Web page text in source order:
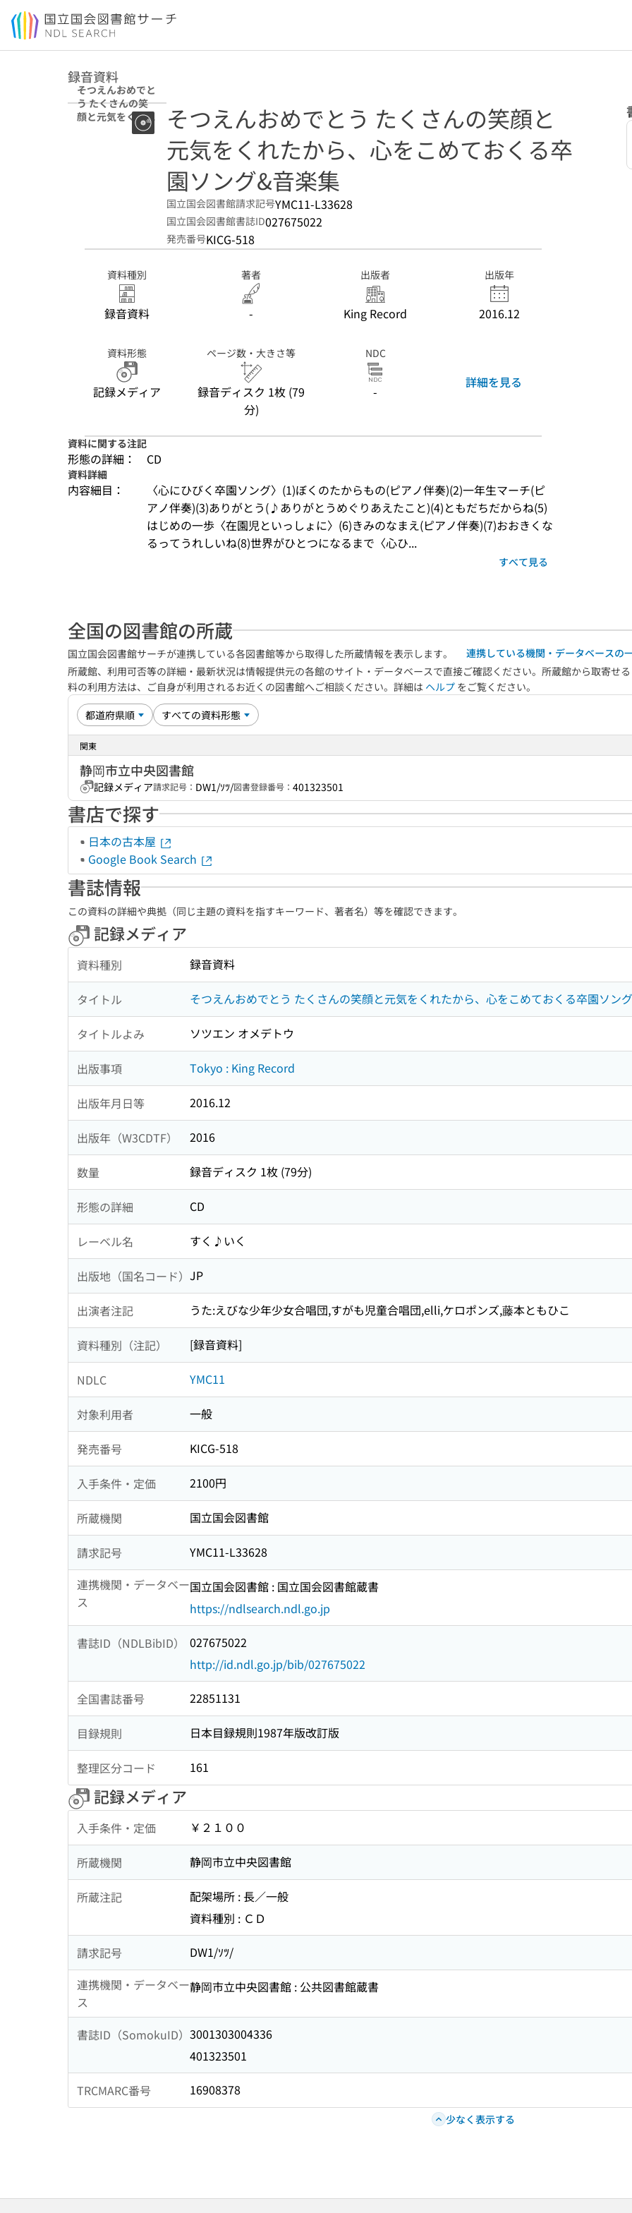
本文へ移動
録音資料
そつえんおめでと
う たくさんの笑
顔と元気をくれた
から、心をこめて
そつえんおめでとう たくさんの笑顔と
元気をくれたから、心をこめておくる卒
園ソング&音楽集
国立国会図書館請求記号YMC11-L33628
国立国会図書館書誌ID027675022
発売番号KICG-518
資料種別
録音資料
著者
-
出版者
King Record
出版年
2016.12
資料形態
記録メディア
ページ数・大きさ等
録音ディスク 1枚 (79
分)
NDC
-
詳細を見る
資料に関する注記
形態の詳細： CD
資料詳細
内容細目：
〈心にひびく卒園ソング〉(1)ぼくのたからもの(ピアノ伴奏)(2)一年生マーチ(ピ
アノ伴奏)(3)ありがとう(♪ありがとうめぐりあえたこと)(4)ともだちだからね(5)
はじめの一歩〈在園児といっしょに〉(6)きみのなまえ(ピアノ伴奏)(7)おおきくな
るってうれしいね(8)世界がひとつになるまで〈心ひ...
すべて見る
全国の図書館の所蔵
国立国会図書館サーチが連携している各図書館等から取得した所蔵情報を表示します。
連携している機関・データベースの
所蔵館、利用可否等の詳細・最新状況は情報提供元の各館のサイト・データベースで直接ご確認ください。所蔵館から取寄せ
料の利用方法は、ご自身が利用されるお近くの図書館へご相談ください。詳細は ヘルプ をご覧ください。
関東
静岡市立中央図書館
記録メディア請求記号： DW1/ｿﾂ/図書登録番号： 401323501
書店で探す
日本の古本屋
Google Book Search
書誌情報
この資料の詳細や典拠（同じ主題の資料を指すキーワード、著者名）等を確認できます。
記録メディア
資料種別 録音資料
タイトル そつえんおめでとう たくさんの笑顔と元気をくれたから、心をこめておくる卒園ソン
タイトルよみ ソツエン オメデトウ
出版事項 Tokyo : King Record
出版年月日等 2016.12
出版年（W3CDTF） 2016
数量 録音ディスク 1枚 (79分)
形態の詳細 CD
レーベル名 すく♪いく
出版地（国名コード） JP
出演者注記 うた:えびな少年少女合唱団,すがも児童合唱団,elli,ケロポンズ,藤本ともひこ
資料種別（注記） [録音資料]
NDLC YMC11
対象利用者 一般
発売番号 KICG-518
入手条件・定価 2100円
所蔵機関 国立国会図書館
請求記号
YMC11-L33628
連携機関・データベー
ス
国立国会図書館 : 国立国会図書館蔵書
https://ndlsearch.ndl.go.jp
書誌ID（NDLBibID）
027675022
http://id.ndl.go.jp/bib/027675022
全国書誌番号 22851131
目録規則 日本目録規則1987年版改訂版
整理区分コード 161
記録メディア
入手条件・定価 ￥２１００
所蔵機関 静岡市立中央図書館
所蔵注記
配架場所 : 長／一般
資料種別 : ＣＤ
請求記号
DW1/ｿﾂ/
連携機関・データベー
ス
静岡市立中央図書館 : 公共図書館蔵書
書誌ID（SomokuID） 3001303004336
401323501
TRCMARC番号 16908378
少なく表示する